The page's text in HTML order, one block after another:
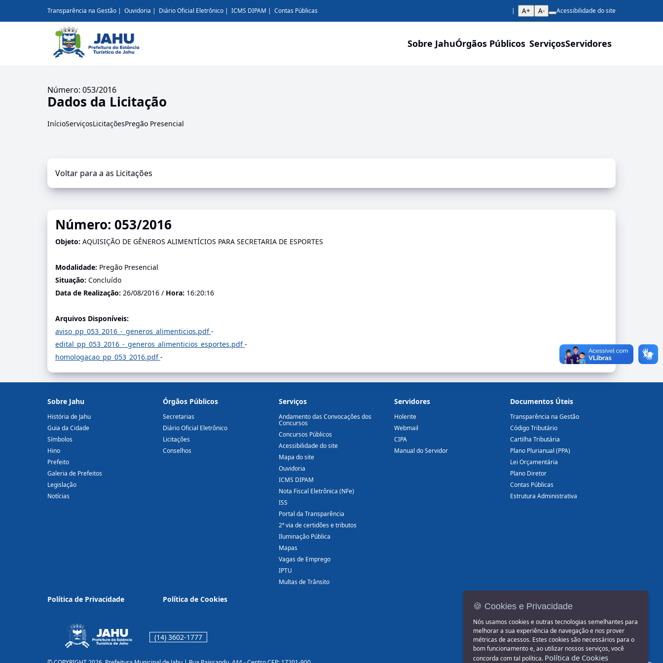
Transparência na Gestão Ouvidoria Diário Oficial Eletrônico ICMS DIPAM Contas Públicas A+ A- Acessibilidade do site
Sobre JahuÓrgãos Públicos ServiçosServidores
Número: 053/2016
Dados da Licitação
InícioServiçosLicitaçõesPregão Presencial
Voltar para a as Licitações
Número: 053/2016
Objeto: AQUISIÇÃO DE GÊNEROS ALIMENTÍCIOS PARA SECRETARIA DE ESPORTES
Modalidade: Pregão Presencial
Situação: Concluído
Data de Realização: 26/08/2016 / Hora: 16:20:16
Arquivos Disponíveis:
aviso_pp_053_2016_-_generos_alimenticios.pdf-
edital_pp_053_2016_-_generos_alimenticios_esportes.pdf-
homologacao_pp_053_2016.pdf-
Sobre Jahu
História de Jahu
Guia da Cidade
Símbolos
Hino
Prefeito
Galeria de Prefeitos
Legislação
Notícias
Órgãos Públicos
Secretarias
Diário Oficial Eletrônico
Licitações
Conselhos
Serviços
Andamento das Convocações dos
Concursos
Concursos Públicos
Acessibilidade do site
Mapa do site
Ouvidoria
ICMS DIPAM
Nota Fiscal Eletrônica (NFe)
ISS
Portal da Transparência
2ª via de certidões e tributos
Iluminação Pública
Mapas
Vagas de Emprego
IPTU
Multas de Trânsito
Servidores
Holerite
Webmail
CIPA
Manual do Servidor
Documentos Úteis
Transparência na Gestão
Código Tributário
Cartilha Tributária
Plano Plurianual (PPA)
Lei Orçamentária
Plano Diretor
Contas Públicas
Estrutura Administrativa
Política de Privacidade Política de Cookies
(14) 3602-1777
🍪 Cookies e Privacidade
Nós usamos cookies e outras tecnologias semelhantes para
melhorar a sua experiência de navegação e nos prover
métricas de acessos. Estes cookies são necessários para o
bom funcionamento e, ao utilizar nossos serviços, você
concorda com tal política. Política de Cookies